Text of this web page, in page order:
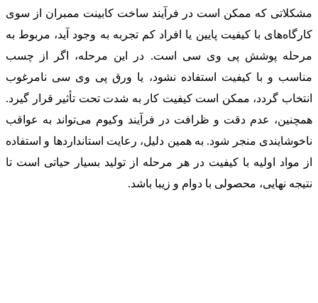
مشکلاتی که ممکن است در فرآیند ساخت کابینت ممبران از سوی
کارگاه‌های با کیفیت پایین یا افراد کم تجربه به وجود آید، مربوط به
مرحله پوشش پی وی سی است. در این مرحله، اگر از چسب
مناسب و با کیفیت استفاده نشود، یا ورق پی وی سی نامرغوب
انتخاب گردد، ممکن است کیفیت کار به شدت تحت تأثیر قرار گیرد.
همچنین، عدم دقت و ظرافت در فرآیند وکیوم می‌تواند به عواقب
ناخوشایندی منجر شود. به همین دلیل، رعایت استانداردها و استفاده
از مواد اولیه با کیفیت در هر مرحله از تولید بسیار حیاتی است تا
نتیجه نهایی، محصولی با دوام و زیبا باشد.